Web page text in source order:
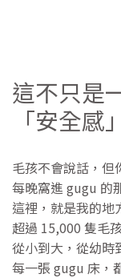
這不只是
「安全感」
毛孩不會說話，但
每晚窩進 gugu 的
這裡，就是我的地
超過 15,000 隻毛
從小到大，從幼時
每一張 gugu 床，